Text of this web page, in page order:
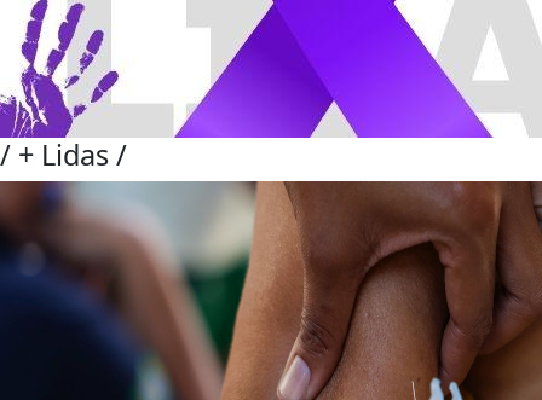
/ + Lidas/